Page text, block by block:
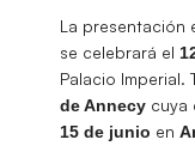
La presentación
se celebrará el
Palacio Imperial.
de Annecy cuya
15 de junio en